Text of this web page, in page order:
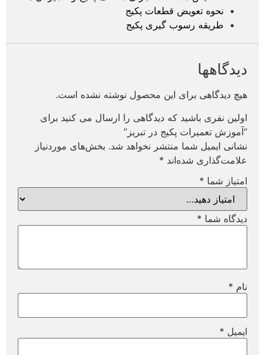
نحوه تعویض قطعات پکیج
طریقه رسوب گیری پکیج
دیدگاهها
هیچ دیدگاهی برای این محصول نوشته نشده است.
اولین نفری باشید که دیدگاهی را ارسال می کنید برای
“آموزش تعمیرات پکیج در تبریز”
نشانی ایمیل شما منتشر نخواهد شد. بخش‌های موردنیاز
علامت‌گذاری شده‌اند *
امتیاز شما *
دیدگاه شما *
نام *
ایمیل *